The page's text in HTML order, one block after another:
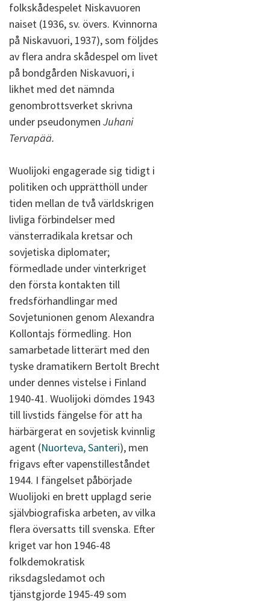
folkskådespelet Niskavuoren
naiset (1936, sv. övers. Kvinnorna
på Niskavuori, 1937), som följdes
av flera andra skådespel om livet
på bondgården Niskavuori, i
likhet med det nämnda
genombrottsverket skrivna
under pseudonymen Juhani
Tervapää.
Wuolijoki engagerade sig tidigt i
politiken och upprätthöll under
tiden mellan de två världskrigen
livliga förbindelser med
vänsterradikala kretsar och
sovjetiska diplomater;
förmedlade under vinterkriget
den första kontakten till
fredsförhandlingar med
Sovjetunionen genom Alexandra
Kollontajs förmedling. Hon
samarbetade litterärt med den
tyske dramatikern Bertolt Brecht
under dennes vistelse i Finland
1940-41. Wuolijoki dömdes 1943
till livstids fängelse för att ha
härbärgerat en sovjetisk kvinnlig
agent (Nuorteva, Santeri), men
frigavs efter vapenstilleståndet
1944. I fängelset påbörjade
Wuolijoki en brett upplagd serie
självbiografiska arbeten, av vilka
flera översatts till svenska. Efter
kriget var hon 1946-48
folkdemokratisk
riksdagsledamot och
tjänstgjorde 1945-49 som